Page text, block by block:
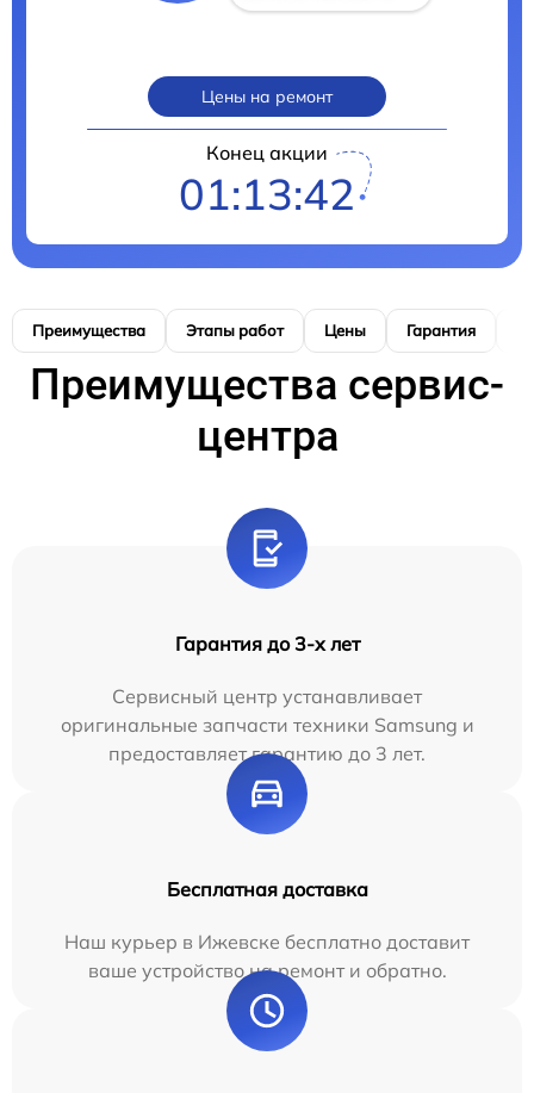
Цены на ремонт
Конец акции
01:13:40
Преимущества Этапы работ Цены Гарантия
Преимущества сервис-
центра
Гарантия до 3-х лет
Сервисный центр устанавливает
оригинальные запчасти техники Samsung и
предоставляет гарантию до 3 лет.
Бесплатная доставка
Наш курьер в Ижевске бесплатно доставит
ваше устройство на ремонт и обратно.